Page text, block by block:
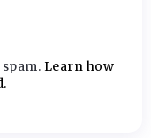
Learn how